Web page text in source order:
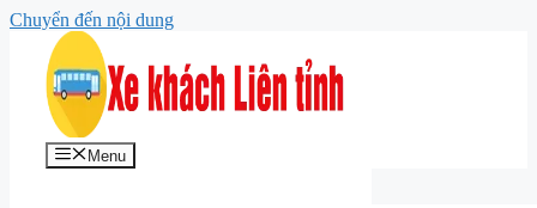
Chuyển đến nội dung
Menu